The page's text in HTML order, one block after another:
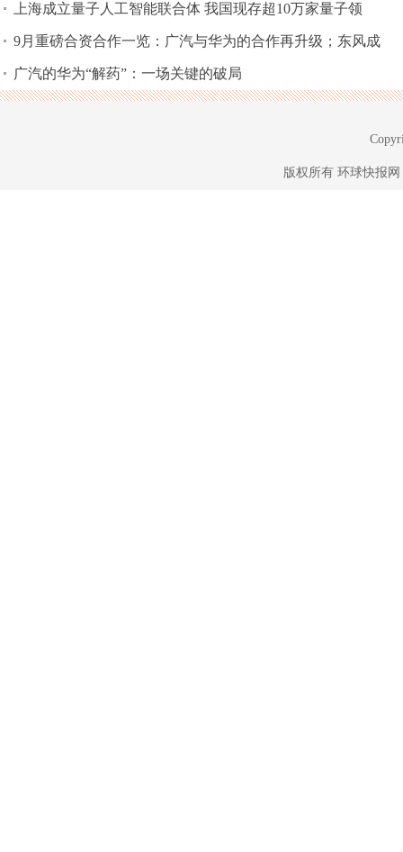
上海成立量子人工智能联合体 我国现存超10万家量子领
9月重磅合资合作一览：广汽与华为的合作再升级；东风成
广汽的华为“解药”：一场关键的破局
版权所有 环球快报网